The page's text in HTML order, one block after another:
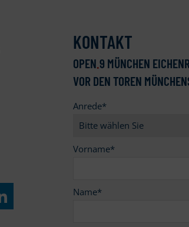
KONTAKT
OPEN.9 MÜNCHEN
VOR DEN TOREN
Anrede*
Vorname*
Name*